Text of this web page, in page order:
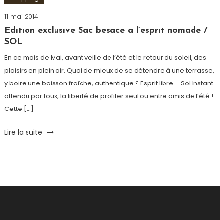
11 mai 2014
Romain-
Paris
Edition exclusive Sac besace à l’esprit nomade /
SOL
En ce mois de Mai, avant veille de l’été et le retour du soleil, des
plaisirs en plein air. Quoi de mieux de se détendre à une terrasse,
y boire une boisson fraîche, authentique ? Esprit libre – Sol Instant
attendu par tous, la liberté de profiter seul ou entre amis de l’été !
Cette […]
Tagged
Rigueur,
Lire la suite